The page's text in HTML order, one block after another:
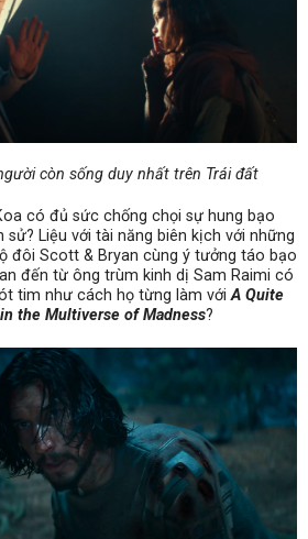
còn sống duy nhất trên Trái đất
có đủ sức chống chọi sự hung bạo
Liệu với tài năng biên kịch với những
đôi Scott & Bryan cùng ý tưởng táo bạo
đến từ ông trùm kinh dị Sam Raimi có
tim như cách họ từng làm vớiA Quite
the Multiverse of Madness?